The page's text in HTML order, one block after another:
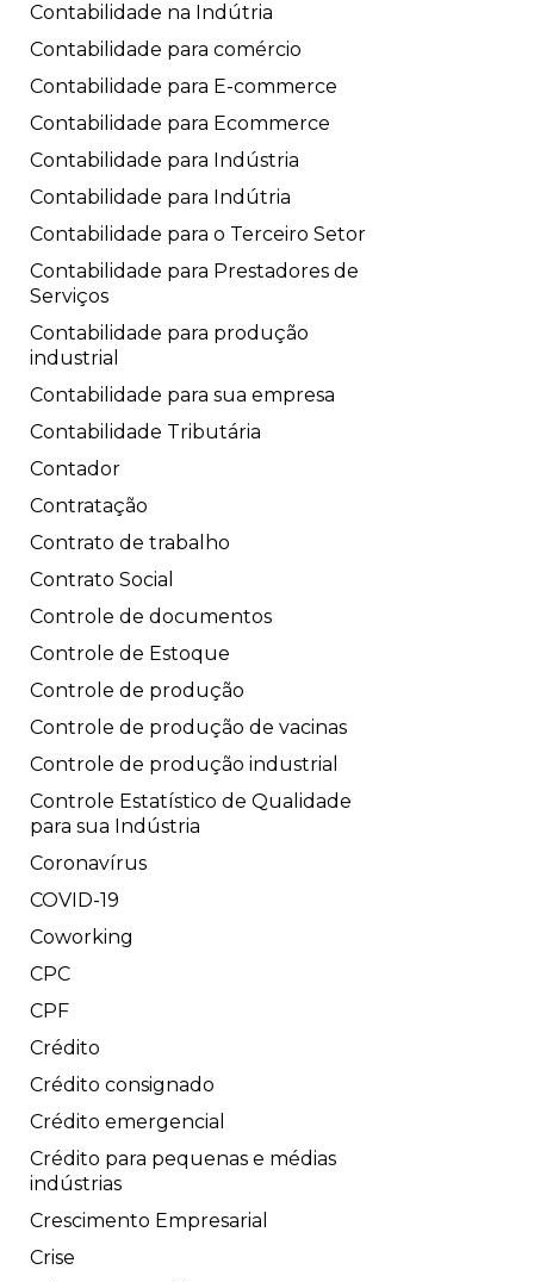
Contabilidade na Indútria
Contabilidade para comércio
Contabilidade para E-commerce
Contabilidade para Ecommerce
Contabilidade para Indústria
Contabilidade para Indútria
Contabilidade para o Terceiro Setor
Contabilidade para Prestadores de
Serviços
Contabilidade para produção
industrial
Contabilidade para sua empresa
Contabilidade Tributária
Contador
Contratação
Contrato de trabalho
Contrato Social
Controle de documentos
Controle de Estoque
Controle de produção
Controle de produção de vacinas
Controle de produção industrial
Controle Estatístico de Qualidade
para sua Indústria
Coronavírus
COVID-19
Coworking
CPC
CPF
Crédito
Crédito consignado
Crédito emergencial
Crédito para pequenas e médias
indústrias
Crescimento Empresarial
Crise